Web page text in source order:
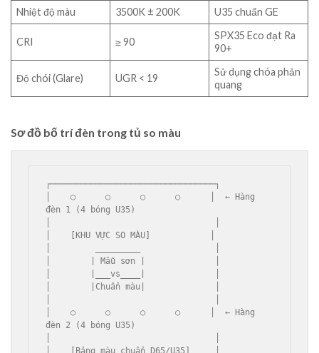
Nhiệt độ màu
3500K ± 200K U35 chuẩn GE
CRI ≥ 90
SPX35 Eco đạt Ra
90+
Độ chói (Glare) UGR < 19
Sử dụng chóa phản
quang
Sơ đồ bố trí đèn trong tủ so màu
┌─────────────────────────────────┐
│    ○      ○      ○      ○      │  ← Hàng
đèn 1 (4 bóng U35)
│    [KHU VỰC SO MÀU]            │
│        | Mẫu sơn |              │
│        |___vs____|              │
│        |Chuẩn màu|              │
│    ○      ○      ○      ○      │  ← Hàng
đèn 2 (4 bóng U35)
│    [Bảng màu chuẩn D65/U35]     │